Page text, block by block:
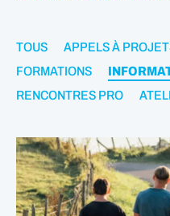
TOUS APPELS À
FORMATIONS
RENCONTRES PRO